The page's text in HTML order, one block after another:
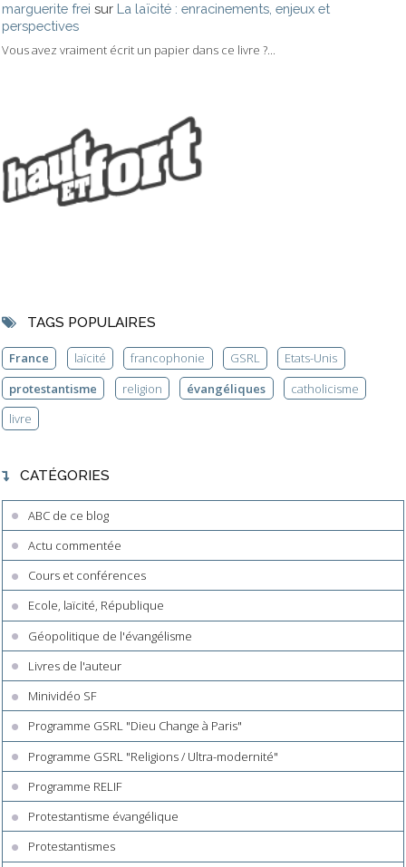
marguerite frei sur La laïcité : enracinements, enjeux et
perspectives
Vous avez vraiment écrit un papier dans ce livre ?...
TAGS POPULAIRES
France laïcité francophonie GSRL
Etats-Unis
protestantisme
religion évangéliques
catholicisme
livre
CATÉGORIES
ABC de ce blog
Actu commentée
Cours et conférences
Ecole, laïcité, République
Géopolitique de l'évangélisme
Livres de l'auteur
Minividéo SF
Programme GSRL "Dieu Change à Paris"
Programme GSRL "Religions / Ultra-modernité"
Programme RELIF
Protestantisme évangélique
Protestantismes